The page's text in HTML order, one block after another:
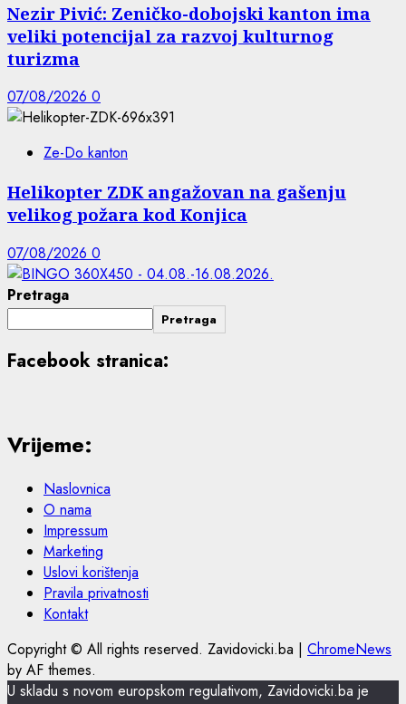
Nezir Pivić: Zeničko-dobojski kanton ima
veliki potencijal za razvoj kulturnog
turizma
07/08/2026 0
Ze-Do kanton
Helikopter ZDK angažovan na gašenju
velikog požara kod Konjica
07/08/2026 0
Pretraga
Pretraga
Facebook stranica:
Vrijeme:
Naslovnica
O nama
Impressum
Marketing
Uslovi korištenja
Pravila privatnosti
Kontakt
Copyright © All rights reserved. Zavidovicki.ba | ChromeNews
by AF themes.
U skladu s novom europskom regulativom, Zavidovicki.ba je